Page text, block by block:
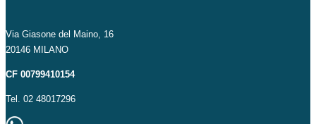
Via Giasone del Maino, 16
20146 MILANO
CF 00799410154
Tel. 02 48017296